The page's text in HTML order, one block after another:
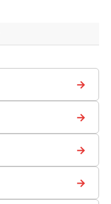
→
→
→
→